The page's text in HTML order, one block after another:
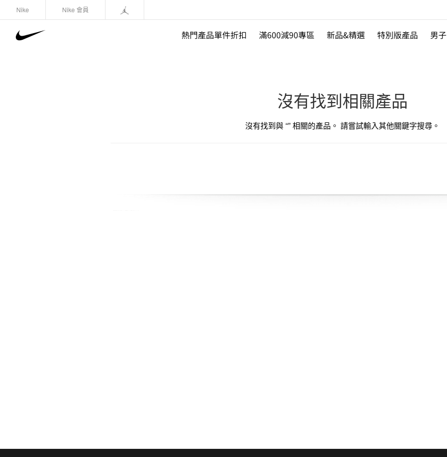
Nike Nike 會員
熱門產品單件折扣 滿600減90專區 新品&精選 特別版產品 男子
沒有找到相關產品
沒有找到與 “” 相關的產品。 請嘗試輸入其他關鍵字搜尋。